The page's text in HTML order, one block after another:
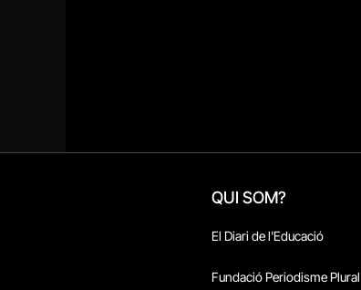
QUI SOM?
El Diari de l'Educació
Fundació Periodisme Plural